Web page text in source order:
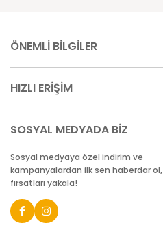
ÖNEMLİ BİLGİLER
HIZLI ERİŞİM
SOSYAL MEDYADA BİZ
Sosyal medyaya özel indirim ve
kampanyalardan ilk sen haberdar ol,
fırsatları yakala!